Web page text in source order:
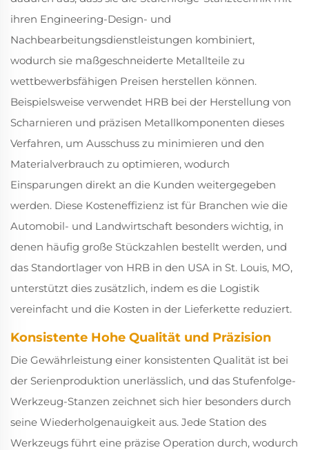
ihren Engineering-Design- und
Nachbearbeitungsdienstleistungen kombiniert,
wodurch sie maßgeschneiderte Metallteile zu
wettbewerbsfähigen Preisen herstellen können.
Beispielsweise verwendet HRB bei der Herstellung von
Scharnieren und präzisen Metallkomponenten dieses
Verfahren, um Ausschuss zu minimieren und den
Materialverbrauch zu optimieren, wodurch
Einsparungen direkt an die Kunden weitergegeben
werden. Diese Kosteneffizienz ist für Branchen wie die
Automobil- und Landwirtschaft besonders wichtig, in
denen häufig große Stückzahlen bestellt werden, und
das Standortlager von HRB in den USA in St. Louis, MO,
unterstützt dies zusätzlich, indem es die Logistik
vereinfacht und die Kosten in der Lieferkette reduziert.
Konsistente Hohe Qualität und Präzision
Die Gewährleistung einer konsistenten Qualität ist bei
der Serienproduktion unerlässlich, und das Stufenfolge-
Werkzeug-Stanzen zeichnet sich hier besonders durch
seine Wiederholgenauigkeit aus. Jede Station des
Werkzeugs führt eine präzise Operation durch, wodurch